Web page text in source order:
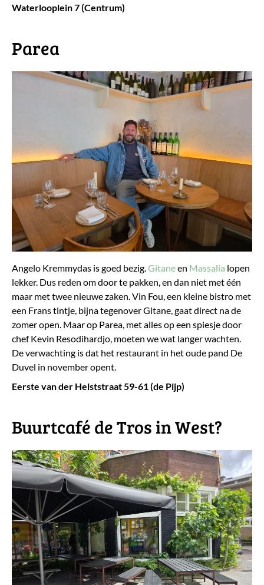
Waterlooplein 7 (Centrum)
Parea
Angelo Kremmydas is goed bezig.Gitaneen Massalia lopen
lekker. Dus reden om door te pakken, en dan niet met één
maar met twee nieuwe zaken. Vin Fou, een kleine bistro met
een Frans tintje, bijna tegenover Gitane, gaat direct na de
zomer open. Maar op Parea, met alles op een spiesje door
chef Kevin Resodihardjo, moeten we wat langer wachten.
De verwachting is dat het restaurant in het oude pand De
Duvel in november opent.
Eerste van der Helststraat 59-61 (de Pijp)
Buurtcafé de Tros in West?